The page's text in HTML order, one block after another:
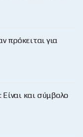
πρόκειται για
και σύμβολο